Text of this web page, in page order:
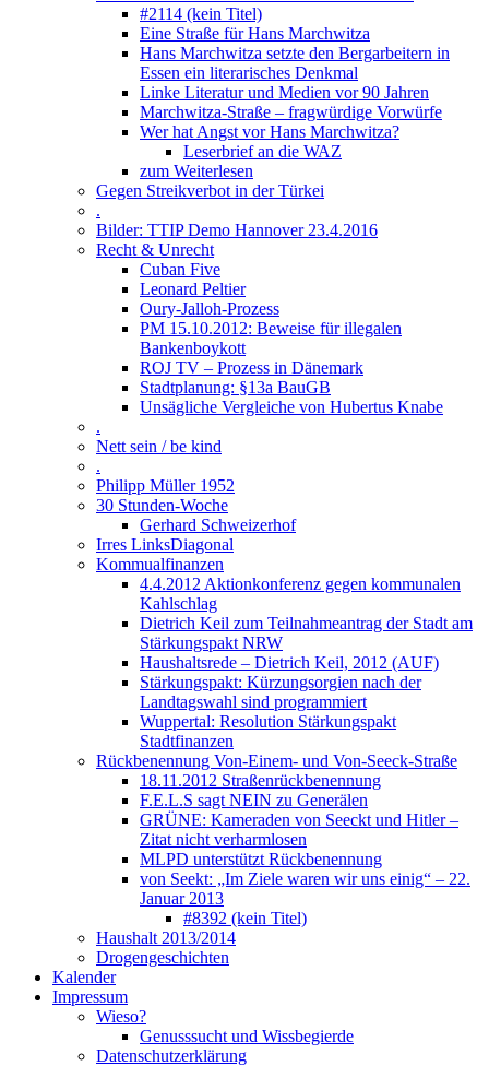
#2114 (kein Titel)
Eine Straße für Hans Marchwitza
Hans Marchwitza setzte den Bergarbeitern in
Essen ein literarisches Denkmal
Linke Literatur und Medien vor 90 Jahren
Marchwitza-Straße – fragwürdige Vorwürfe
Wer hat Angst vor Hans Marchwitza?
Leserbrief an die WAZ
zum Weiterlesen
Gegen Streikverbot in der Türkei
.
Bilder: TTIP Demo Hannover 23.4.2016
Recht & Unrecht
Cuban Five
Leonard Peltier
Oury-Jalloh-Prozess
PM 15.10.2012: Beweise für illegalen
Bankenboykott
ROJ TV – Prozess in Dänemark
Stadtplanung: §13a BauGB
Unsägliche Vergleiche von Hubertus Knabe
.
Nett sein / be kind
.
Philipp Müller 1952
30 Stunden-Woche
Gerhard Schweizerhof
Irres LinksDiagonal
Kommualfinanzen
4.4.2012 Aktionkonferenz gegen kommunalen
Kahlschlag
Dietrich Keil zum Teilnahmeantrag der Stadt am
Stärkungspakt NRW
Haushaltsrede – Dietrich Keil, 2012 (AUF)
Stärkungspakt: Kürzungsorgien nach der
Landtagswahl sind programmiert
Wuppertal: Resolution Stärkungspakt
Stadtfinanzen
Rückbenennung Von-Einem- und Von-Seeck-Straße
18.11.2012 Straßenrückbenennung
F.E.L.S sagt NEIN zu Generälen
GRÜNE: Kameraden von Seeckt und Hitler –
Zitat nicht verharmlosen
MLPD unterstützt Rückbenennung
von Seekt: „Im Ziele waren wir uns einig“ – 22.
Januar 2013
#8392 (kein Titel)
Haushalt 2013/2014
Drogengeschichten
Kalender
Impressum
Wieso?
Genusssucht und Wissbegierde
Datenschutzerklärung